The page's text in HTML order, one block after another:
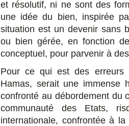
et résolutif, ni ne sont des
une idée du bien, inspirée
situation est un devenir sans
ou bien gérée, en fonction
conceptuel, pour parvenir à
Pour ce qui est des erreurs
Hamas, serait une immense
confronté au débordement du
communauté des Etats,
internationale, confrontée à